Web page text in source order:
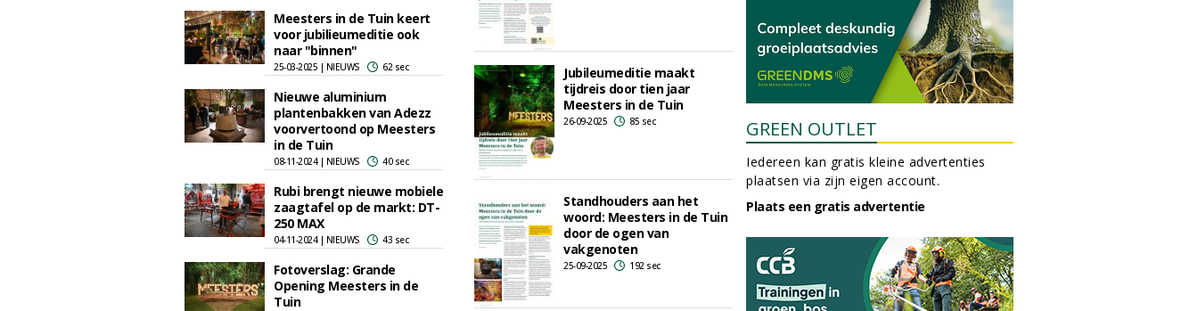
Meesters in de Tuin keert
voor jubilieumeditie ook
naar "binnen"
25-03-2025 | NIEUWS 62 sec
Nieuwe aluminium
plantenbakken van Adezz
voorvertoond op Meesters
in de Tuin
08-11-2024 | NIEUWS 40 sec
Rubi brengt nieuwe mobiele
zaagtafel op de markt: DT-
250 MAX
04-11-2024 | NIEUWS 43 sec
Fotoverslag: Grande
Opening Meesters in de
Tuin
Jubileumeditie maakt
tijdreis door tien jaar
Meesters in de Tuin
26-09-2025 85 sec
Standhouders aan het
woord: Meesters in de Tuin
door de ogen van
vakgenoten
25-09-2025 192 sec
GREEN OUTLET
Iedereen kan gratis kleine advertenties
plaatsen via zijn eigen account.
Plaats een gratis advertentie